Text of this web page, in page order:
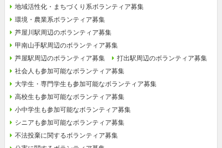
地域活性化・まちづくり系ボランティア募集
環境・農業系ボランティア募集
芦屋川駅周辺のボランティア募集
甲南山手駅周辺のボランティア募集
芦屋駅周辺のボランティア募集
打出駅周辺のボランティア募集
社会人も参加可能なボランティア募集
大学生・専門学生も参加可能なボランティア募集
高校生も参加可能なボランティア募集
小中学生も参加可能なボランティア募集
シニアも参加可能なボランティア募集
不法投棄に関するボランティア募集